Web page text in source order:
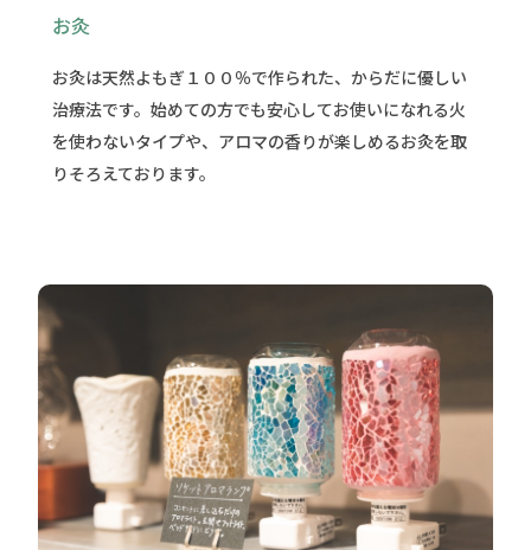
お灸
お灸は天然よもぎ１００％で作られた、からだに優しい
治療法です。始めての方でも安心してお使いになれる火
を使わないタイプや、アロマの香りが楽しめるお灸を取
りそろえております。